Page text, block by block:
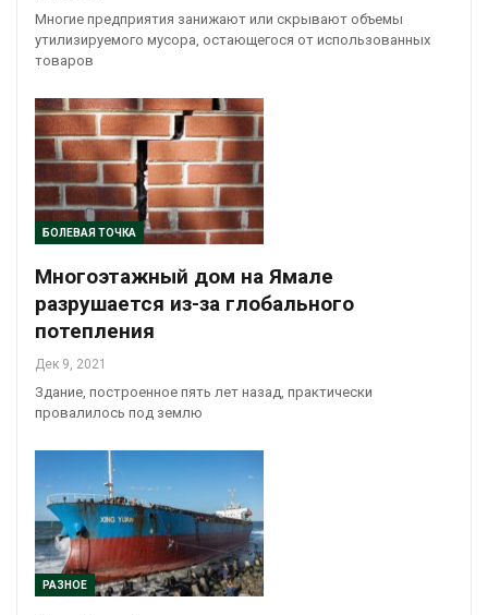
Многие предприятия занижают или скрывают объемы
утилизируемого мусора, остающегося от использованных
товаров
БОЛЕВАЯ ТОЧКА
Многоэтажный дом на Ямале
разрушается из-за глобального
потепления
Дек 9, 2021
Здание, построенное пять лет назад, практически
провалилось под землю
РАЗНОЕ